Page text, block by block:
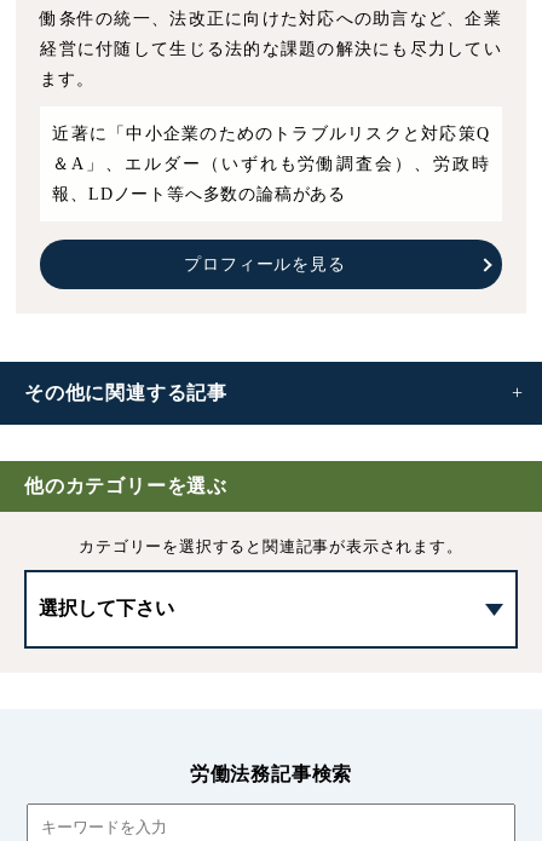
その他に 関連する記事
EAP(従業員支援プログラム)とは｜メリットや導入ポイン
トをわかりやすく解説
監視・断続的労働従事者
強行法規とは｜任意法規との違いや具体例などをわかりや
すく解説
前借金
労働慣行
男女雇用機会均等法とは｜内容・改正・罰則などわかりや
すく解説
使用者がおさえておくべき一般先取特権の知識
顧問弁護士とは｜4つの役割や依頼するメリット、費用相
場などを解説
【2025年6月】職場における熱中症対策の義務化｜対策例
や罰則など
他のカテゴリーを選ぶ
カテゴリーを選択すると 関連記事が表示されます。
働条件の統一、法改正に向けた対応への助言など、企業
経営に付随して生じる法的な課題の解決にも尽力してい
ます。
近著に「中小企業のためのトラブルリスクと対応策Q
＆A」、エルダー（いずれも労働調査会）、労政時
報、LDノート等へ多数の論稿がある
プロフィールを見る
労働法務記事検索